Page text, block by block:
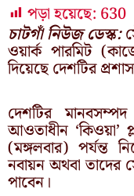
পড়া হয়েছে: 630
চাটগাঁ নিউজ ডেস্ক:
ওয়ার্ক পারমিট
দিয়েছে দেশটির
দেশটির
আওতাধীন ‘কিওয়া’
(মঙ্গলবার) পর্যন্ত
নবায়ন অথবা তাদের
পাবেন।